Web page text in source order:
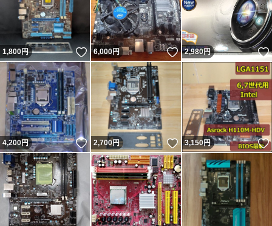
1,800円 いいね！
6,000円 いいね！
2,980円
4,200円 いいね！
2,700円 いいね！
3,150円